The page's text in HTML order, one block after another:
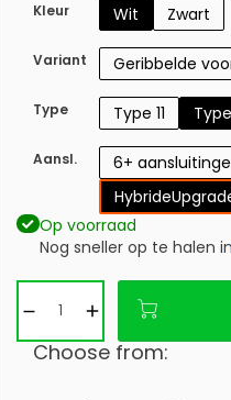
Kleur Wit Zwart
Variant Geribbelde
Type Type 11
Aansl. 6+
Hybride
Op voorraad
Nog sneller op te halen in
Choose from: